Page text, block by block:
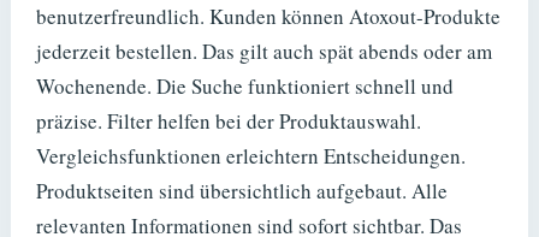
benutzerfreundlich. Kunden können Atoxout-Produkte
jederzeit bestellen. Das gilt auch spät abends oder am
Wochenende. Die Suche funktioniert schnell und
präzise. Filterhelfen bei der Produktauswahl.
Vergleichsfunktionen erleichtern Entscheidungen.
Produktseiten sind übersichtlich aufgebaut. Alle
relevanten Informationen sind sofort sichtbar. Das